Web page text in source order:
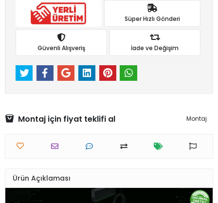
Süper Hızlı Gönderi
Güvenli Alışveriş İade ve Değişim
Montaj için fiyat teklifi al Montaj
Ürün Açıklaması